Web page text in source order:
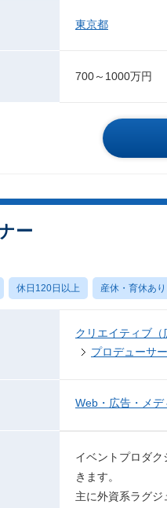
東京都
700～1000万円
ー
休日120日以上 産休・育休あり
クリエイティブ（
プロデューサ
Web・広告・メデ
イベントプロダ
きます。
主に外資系ラグ